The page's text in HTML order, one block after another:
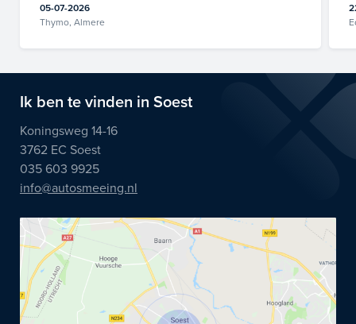
05-07-2026
Thymo, Almere
Ik ben te vinden in Soest
Koningsweg 14-16
3762 EC Soest
035 603 9925
info@autosmeeing.nl